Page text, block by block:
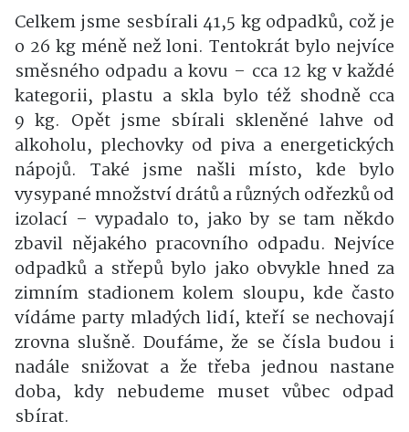
Celkem jsme sesbírali 41,5 kg odpadků, což je
o 26 kg méně než loni. Tentokrát bylo nejvíce
směsného odpadu a kovu – cca 12 kg v každé
kategorii, plastu a skla bylo též shodně cca
9 kg. Opět jsme sbírali skleněné lahve od
alkoholu, plechovky od piva a energetických
nápojů. Také jsme našli místo, kde bylo
vysypané množství drátů a různých odřezků od
izolací – vypadalo to, jako by se tam někdo
zbavil nějakého pracovního odpadu. Nejvíce
odpadků a střepů bylo jako obvykle hned za
zimním stadionem kolem sloupu, kde často
vídáme party mladých lidí, kteří se nechovají
zrovna slušně. Doufáme, že se čísla budou i
nadále snižovat a že třeba jednou nastane
doba, kdy nebudeme muset vůbec odpad
sbírat.